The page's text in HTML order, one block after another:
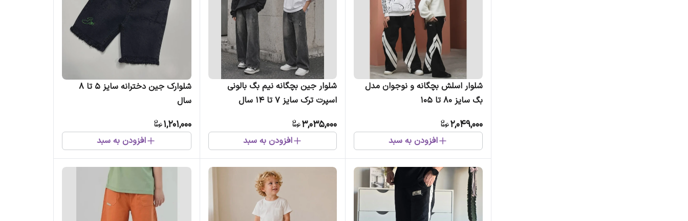
شلوار اسلش بچگانه و نوجوان مدل
بگ سایز 80 تا 105
2,049,000
افزودن به سبد
شلوار جین بچگانه نیم بگ بالونی
اسپرت ترک سایز 7 تا 14 سال
3,035,000
افزودن به سبد
شلوارک جین دخترانه سایز 5 تا 8
سال
1,201,000
افزودن به سبد